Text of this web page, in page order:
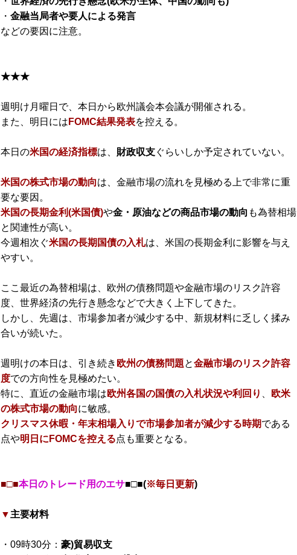
・ 金融当局者や要人による発言
などの要因に注意。
★★★
週明け月曜日で、本日から欧州議会本会議が開催される。
また、明日には FOMC結果発表を控える。
本日の米国の経済指標は、 財政収支ぐらいしか予定されていない。
米国の株式市場の動向は、金融市場の流れを見極める上で非常に重
要な要因。
米国の長期金利(米国債)や金・原油などの商品市場の動向 も為替相場
と関連性が高い。
今週相次ぐ米国の長期国債の入札は、米国の長期金利に影響を与え
やすい。
ここ最近の為替相場は、欧州の債務問題や金融市場のリスク許容
度、世界経済の先行き懸念などで大きく上下してきた。
しかし、先週は、市場参加者が減少する中、新規材料に乏しく揉み
合いが続いた。
週明けの本日は、引き続き 欧州の債務問題と金融市場のリスク許容
度での方向性を見極めたい。
特に、直近の金融市場は欧州各国の国債の入札状況や利回り
欧米
の株式市場の動向に敏感。
クリスマス休暇・年末相場入りで市場参加者が減少する時期である
点や明日にFOMCを控える点も重要となる。
■□■本日のトレード用のエサ■□■(※毎日更新)
▼ 主要材料
・09時30分： 豪)貿易収支